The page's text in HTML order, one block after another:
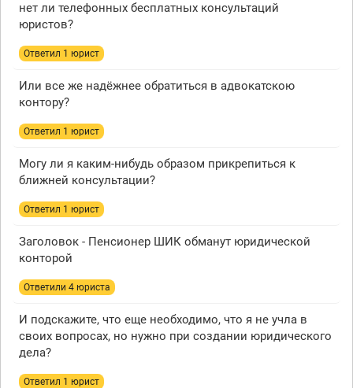
нет ли телефонных бесплатных консультаций
юристов?
Ответил 1 юрист
Или все же надёжнее обратиться в адвокатскою
контору?
Ответил 1 юрист
Могу ли я каким-нибудь образом прикрепиться к
ближней консультации?
Ответил 1 юрист
Заголовок - Пенсионер ШИК обманут юридической
конторой
Ответили 4 юристa
И подскажите, что еще необходимо, что я не учла в
своих вопросах, но нужно при создании юридического
дела?
Ответил 1 юрист